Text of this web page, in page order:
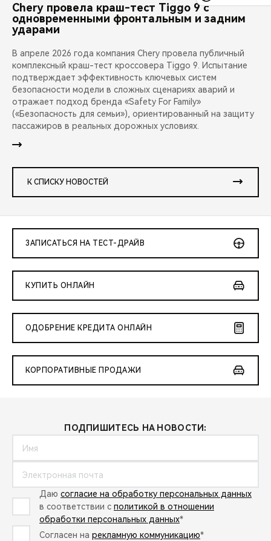
Chery провела краш-тест Tiggo 9 с
одновременными фронтальным и задним
ударами
В апреле 2026 года компания Chery провела публичный
комплексный краш-тест кроссовера Tiggo 9. Испытание
подтверждает эффективность ключевых систем
безопасности модели в сложных сценариях аварий и
отражает подход бренда «Safety For Family»
(«Безопасность для семьи»), ориентированный на защиту
пассажиров в реальных дорожных условиях.
К СПИСКУ НОВОСТЕЙ
ЗАПИСАТЬСЯ НА ТЕСТ-ДРАЙВ
КУПИТЬ ОНЛАЙН
ОДОБРЕНИЕ КРЕДИТА ОНЛАЙН
КОРПОРАТИВНЫЕ ПРОДАЖИ
ПОДПИШИТЕСЬ НА НОВОСТИ:
Даю согласие на обработку персональных данных
в соответствии с политикой в отношении
обработки персональных данных*
Согласен на рекламную коммуникацию*